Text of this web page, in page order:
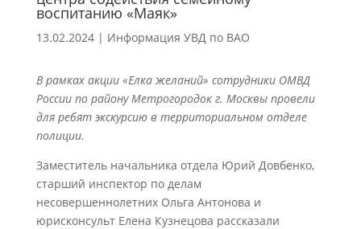
воспитанию «Маяк»
13.02.2024| Информация УВД по ВАО
В рамках акции «Елка желаний» сотрудники ОМВД
России по району Метрогородок г. Москвы провели
для ребят экскурсию в территориальном отделе
полиции.
Заместитель начальника отдела Юрий Довбенко,
старший инспектор по делам
несовершеннолетних Ольга Антонова и
юрисконсульт Елена Кузнецова рассказали